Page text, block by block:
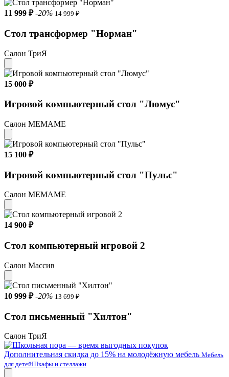
11 999 ₽ -20% 14 999 ₽
Стол трансформер "Норман"
Салон ТриЯ
15 000 ₽
Игровой компьютерный стол "Люмус"
Салон МЕМАМЕ
15 100 ₽
Игровой компьютерный стол "Пульс"
Салон МЕМАМЕ
14 900 ₽
Стол компьютерный игровой 2
Салон Массив
10 999 ₽ -20% 13 699 ₽
Стол письменный "Хилтон"
Салон ТриЯ
Дополнительная скидка до 15% на молодёжную мебель Мебель
для детейШкафы и стеллажи